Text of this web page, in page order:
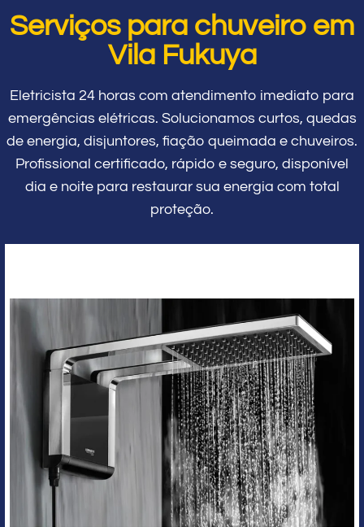
Serviços para chuveiro em
Vila Fukuya
Eletricista 24 horas com atendimento imediato para
emergências elétricas. Solucionamos curtos, quedas
de energia, disjuntores, fiação queimada e chuveiros.
Profissional certificado, rápido e seguro, disponível
dia e noite para restaurar sua energia com total
proteção.